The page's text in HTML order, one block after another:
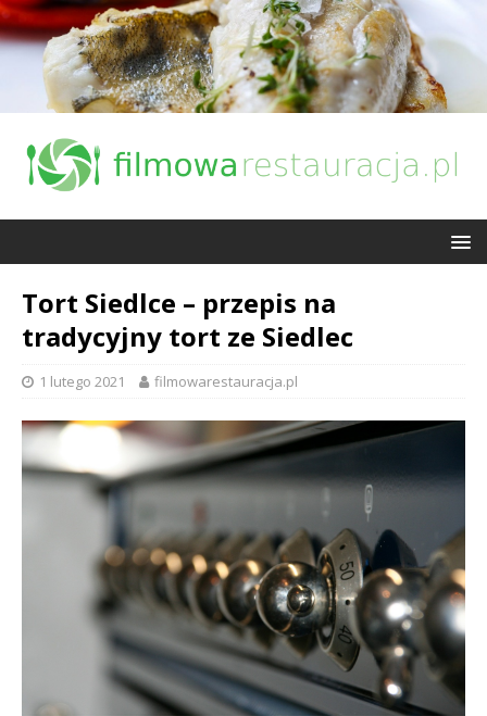
Tort Siedlce – przepis na
tradycyjny tort ze Siedlec
1 lutego 2021 filmowarestauracja.pl